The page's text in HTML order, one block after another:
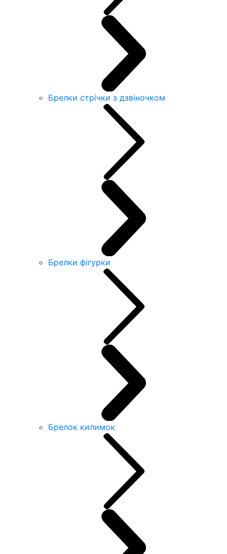
Брелки стрічки з дзвіночком
Брелки фігурки
Брелок килимок